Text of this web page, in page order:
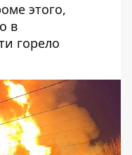
этого,
в
горело